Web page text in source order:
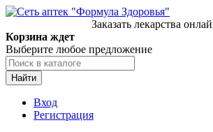
Заказать лекарства
Корзина ждет
Выберите любое предложение
Найти
Вход
Регистрация